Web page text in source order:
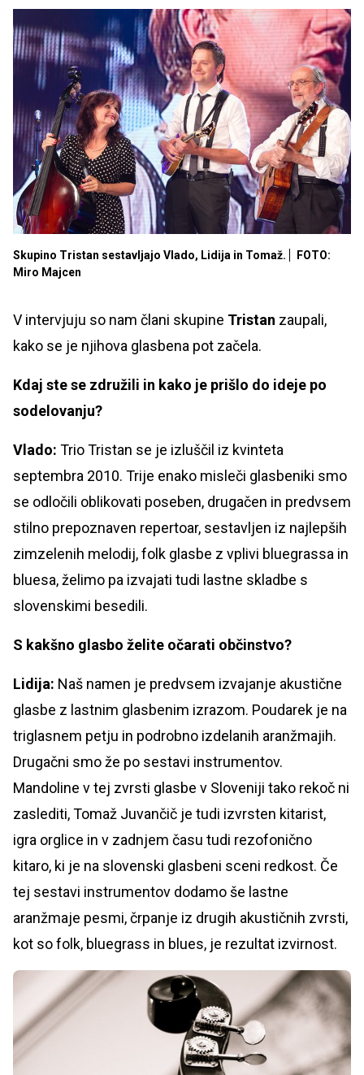
Skupino Tristan sestavljajo Vlado, Lidija in Tomaž.
FOTO:
Miro Majcen
V intervjuju so nam člani skupine Tristan zaupali,
kako se je njihova glasbena pot začela.
Kdaj ste se združili in kako je prišlo do ideje po
sodelovanju?
Vlado: Trio Tristan se je izluščil iz kvinteta
septembra 2010. Trije enako misleči glasbeniki smo
se odločili oblikovati poseben, drugačen in predvsem
stilno prepoznaven repertoar, sestavljen iz najlepših
zimzelenih melodij, folk glasbe z vplivi bluegrassa in
bluesa, želimo pa izvajati tudi lastne skladbe s
slovenskimi besedili.
S kakšno glasbo želite očarati občinstvo?
Lidija: Naš namen je predvsem izvajanje akustične
glasbe z lastnim glasbenim izrazom. Poudarek je na
triglasnem petju in podrobno izdelanih aranžmajih.
Drugačni smo že po sestavi instrumentov.
Mandoline v tej zvrsti glasbe v Sloveniji tako rekoč ni
zaslediti, Tomaž Juvančič je tudi izvrsten kitarist,
igra orglice in v zadnjem času tudi rezofonično
kitaro, ki je na slovenski glasbeni sceni redkost. Če
tej sestavi instrumentov dodamo še lastne
aranžmaje pesmi, črpanje iz drugih akustičnih zvrsti,
kot so folk, bluegrass in blues, je rezultat izvirnost.